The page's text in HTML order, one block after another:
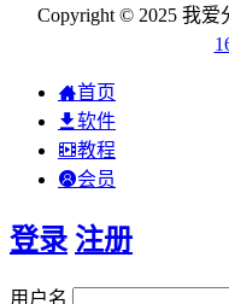
Copyright © 2025 我爱
首页
软件
教程
会员
登录 注册
用户名